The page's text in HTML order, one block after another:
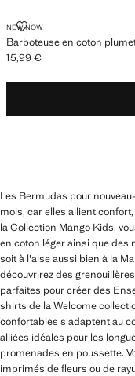
NEW NOW
Barboteuse en coton
BARBOTEUSE EN
Prix actuel [15,99 € ]
15,99 €
Les Bermudas pour
mois, car elles allient
la Collection Mango Kids,
en coton léger ainsi que des
soit à l'aise aussi bien à la
découvrirez des
parfaites pour créer des
shirts de la Welcome
confortables s'adaptent au
alliées idéales pour les
promenades en poussette.
imprimés de fleurs ou de